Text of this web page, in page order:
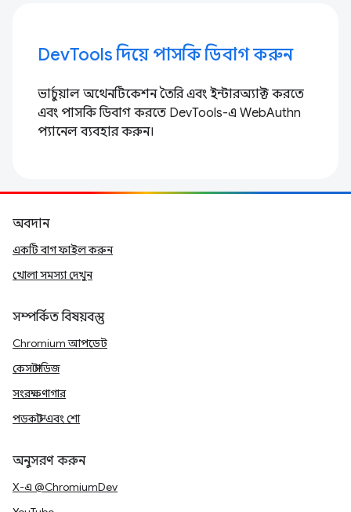
DevTools দিয়ে পাসকি ডিবাগ করুন
ভার্চুয়াল অথেনটিকেশন তৈরি এবং ইন্টারঅ্যাক্ট করতে
এবং পাসকি ডিবাগ করতে DevTools-এ WebAuthn
প্যানেল ব্যবহার করুন।
অবদান
একটি বাগ ফাইল করুন
খোলা সমস্যা দেখুন
সম্পর্কিত বিষয়বস্তু
Chromium আপডেট
কেস স্টাডিজ
সংরক্ষণাগার
পডকাস্ট এবং শো
অনুসরণ করুন
X-এ @ChromiumDev